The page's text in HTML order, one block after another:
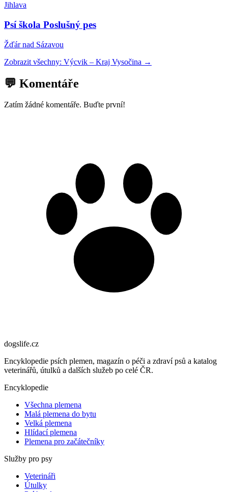
Jihlava
Psí škola Poslušný pes
Žďár nad Sázavou
Zobrazit všechny: Výcvik – Kraj Vysočina →
💬 Komentáře
Zatím žádné komentáře. Buďte první!
dogslife.cz
Encyklopedie psích plemen, magazín o péči a zdraví psů a katalog
veterinářů, útulků a dalších služeb po celé ČR.
Encyklopedie
Všechna plemena
Malá plemena do bytu
Velká plemena
Hlídací plemena
Plemena pro začátečníky
Služby pro psy
Veterináři
Útulky